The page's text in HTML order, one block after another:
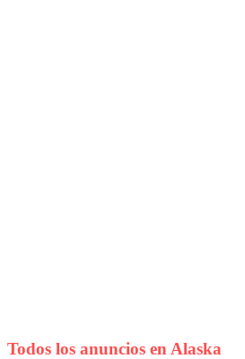
Todos los anuncios en Alaska